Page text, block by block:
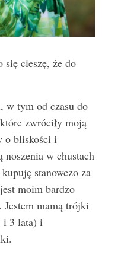
się cieszę, że do
w tym od czasu do
zwróciły moją
o bliskości i
noszenia w chustach
stanowczo za
moim bardzo
mamą trójki
i 3 lata) i